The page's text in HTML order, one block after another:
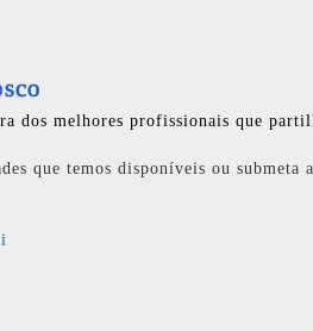
dos melhores profissionais que
que temos disponíveis ou submeta